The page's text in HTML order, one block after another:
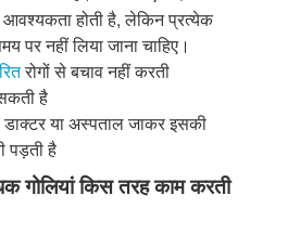
आवश्यकता होती है, लेकिन प्रत्येक
पर नहीं लिया जाना चाहिए।
रोगों से बचाव नहीं करती
है
या अस्पताल जाकर इसकी
पड़ती है
गोलियां किस तरह काम करती